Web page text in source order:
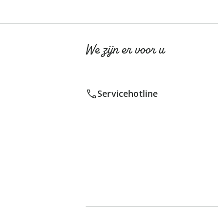
We zijn er voor u
Servicehotline